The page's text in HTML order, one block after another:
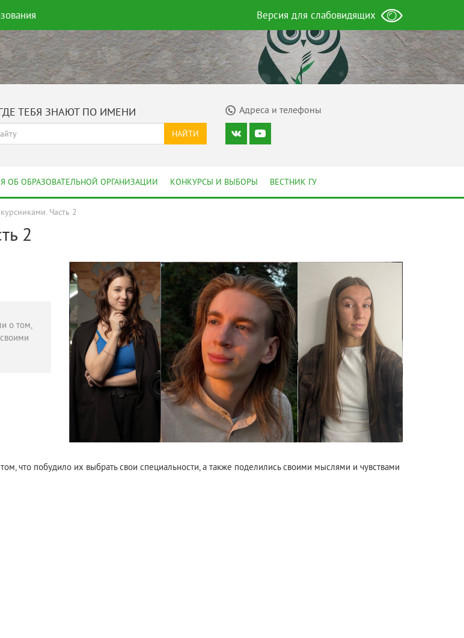
Версия для слабовидящих
ТЕБЯ ЗНАЮТ ПО ИМЕНИ Адреса и телефоны
НАЙТИ
ОБ ОБРАЗОВАТЕЛЬНОЙ ОРГАНИЗАЦИИ КОНКУРСЫ И ВЫБОРЫ ВЕСТНИК ГУ
Часть 2
2
о том,
что побудило их выбрать свои специальности, а также поделились своими мыслями и чувствами